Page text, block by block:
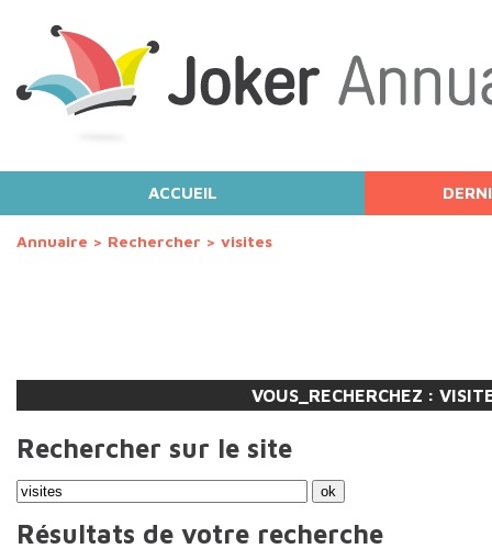
VOUS_RECHERCHEZ :
ACCUEIL
Annuaire > Rechercher > visites
Rechercher sur le site
Résultats de votre recherche